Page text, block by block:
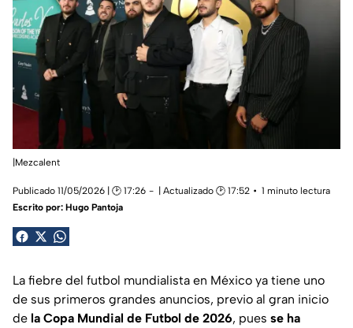
|Mezcalent
Publicado 11/05/2026 | 🕑 17:26 | Actualizado 🕑 17:52
1 minuto lectura
Escrito por: Hugo Pantoja
La fiebre del futbol mundialista en México ya tiene uno
de sus primeros grandes anuncios, previo al gran inicio
de la Copa Mundial de Futbol de 2026, pues se ha